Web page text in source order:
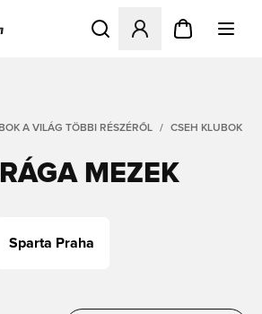
Megnyit egy modált a
A VILÁG TÖBBI RÉSZÉRŐL CSEH KLUBOK
MEZEK
Sparta Praha